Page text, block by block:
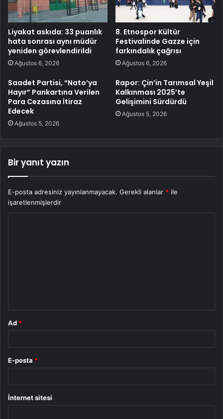
Liyakat askıda: 33 puanlık
hata sonrası aynı müdür
yeniden görevlendirildi
Ağustos 6, 2026
8. Etnospor Kültür
Festivalinde Gazze için
farkındalık çağrısı
Ağustos 6, 2026
Saadet Partisi, “Nato’ya
Hayır” Pankartına Verilen
Para Cezasına İtiraz
Edecek
Ağustos 5, 2026
Rapor: Çin’in Tarımsal Yeşil
Kalkınması 2025’te
Gelişimini Sürdürdü
Ağustos 5, 2026
Bir yanıt yazın
E-posta adresiniz yayınlanmayacak. Gerekli alanlar * ile
işaretlenmişlerdir
Ad *
E-posta *
İnternet sitesi